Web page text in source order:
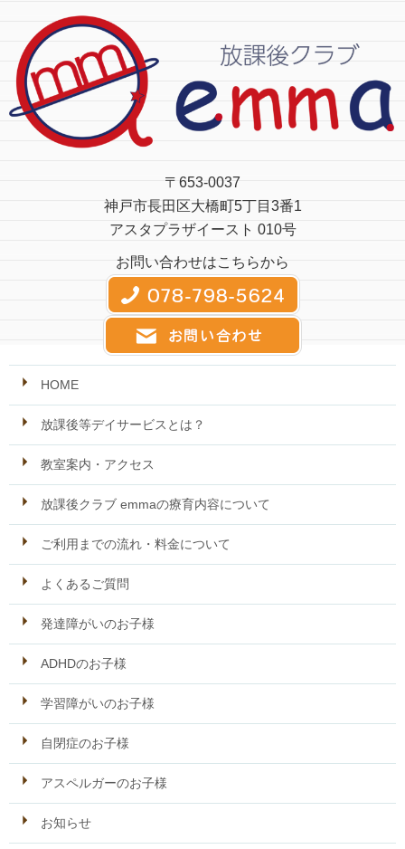
〒653-0037
神戸市長田区大橋町5丁目3番1
アスタプラザイースト 010号
お問い合わせはこちらから
HOME
放課後等デイサービスとは？
教室案内・アクセス
放課後クラブ emmaの療育内容について
ご利用までの流れ・料金について
よくあるご質問
発達障がいのお子様
ADHDのお子様
学習障がいのお子様
自閉症のお子様
アスペルガーのお子様
お知らせ